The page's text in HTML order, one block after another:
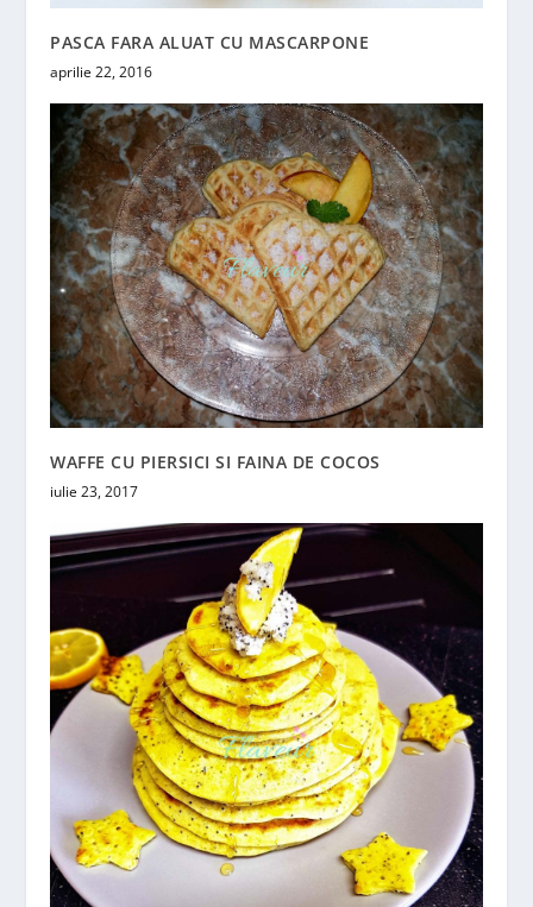
PASCA FARA ALUAT CU MASCARPONE
aprilie 22, 2016
WAFFE CU PIERSICI SI FAINA DE COCOS
iulie 23, 2017